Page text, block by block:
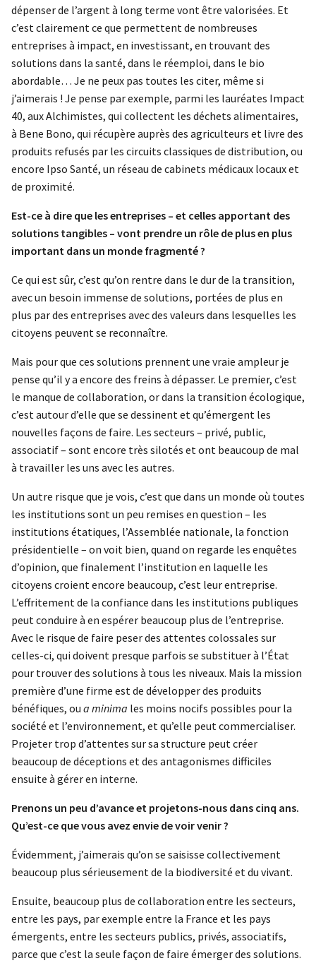
dépenser de l’argent à long terme vont être valorisées. Et
c’est clairement ce que permettent de nombreuses
entreprises à impact, en investissant, en trouvant des
solutions dans la santé, dans le réemploi, dans le bio
abordable… Je ne peux pas toutes les citer, même si
j’aimerais ! Je pense par exemple, parmi les lauréates Impact
40, aux Alchimistes, qui collectent les déchets alimentaires,
à Bene Bono, qui récupère auprès des agriculteurs et livre des
produits refusés par les circuits classiques de distribution, ou
encore Ipso Santé, un réseau de cabinets médicaux locaux et
de proximité.
Est-ce à dire que les entreprises – et celles apportant des
solutions tangibles – vont prendre un rôle de plus en plus
important dans un monde fragmenté ?
Ce qui est sûr, c’est qu’on rentre dans le dur de la transition,
avec un besoin immense de solutions, portées de plus en
plus par des entreprises avec des valeurs dans lesquelles les
citoyens peuvent se reconnaître.
Mais pour que ces solutions prennent une vraie ampleur je
pense qu’il y a encore des freins à dépasser. Le premier, c’est
le manque de collaboration, or dans la transition écologique,
c’est autour d’elle que se dessinent et qu’émergent les
nouvelles façons de faire. Les secteurs – privé, public,
associatif – sont encore très silotés et ont beaucoup de mal
à travailler les uns avec les autres.
Un autre risque que je vois, c’est que dans un monde où toutes
les institutions sont un peu remises en question – les
institutions étatiques, l’Assemblée nationale, la fonction
présidentielle – on voit bien, quand on regarde les enquêtes
d’opinion, que finalement l’institution en laquelle les
citoyens croient encore beaucoup, c’est leur entreprise.
L’effritement de la confiance dans les institutions publiques
peut conduire à en espérer beaucoup plus de l’entreprise.
Avec le risque de faire peser des attentes colossales sur
celles-ci, qui doivent presque parfois se substituer à l’État
pour trouver des solutions à tous les niveaux. Mais la mission
première d’une firme est de développer des produits
bénéfiques, ou a minima les moins nocifs possibles pour la
société et l’environnement, et qu’elle peut commercialiser.
Projeter trop d’attentes sur sa structure peut créer
beaucoup de déceptions et des antagonismes difficiles
ensuite à gérer en interne.
Prenons un peu d’avance et projetons-nous dans cinq ans.
Qu’est-ce que vous avez envie de voir venir ?
Évidemment, j’aimerais qu’on se saisisse collectivement
beaucoup plus sérieusement de la biodiversité et du vivant.
Ensuite, beaucoup plus de collaboration entre les secteurs,
entre les pays, par exemple entre la France et les pays
émergents, entre les secteurs publics, privés, associatifs,
parce que c’est la seule façon de faire émerger des solutions.